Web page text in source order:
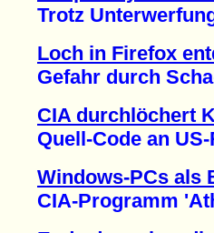
Trotz Unterwerfung
Loch in Firefox
Gefahr durch
CIA durchlöchert
Quell-Code an US-
Windows-PCs als
CIA-Programm